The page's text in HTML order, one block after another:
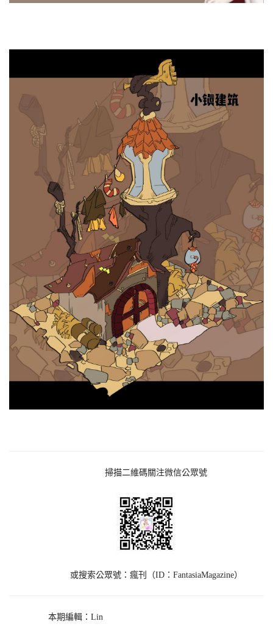
掃描二維碼關注微信公眾號
或搜索公眾號：瘋刊（ID：FantasiaMagazine）
本期編輯：Lin